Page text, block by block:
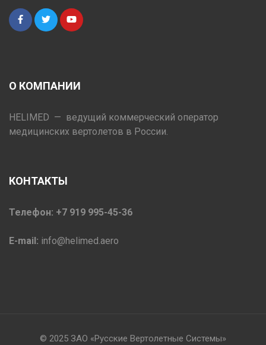
О КОМПАНИИ
HELIMED — ведущий коммерческий оператор
медицинских вертолетов в России.
КОНТАКТЫ
Телефон: +7 919 995-45-36
E-mail: info@helimed.aero
© 2025 ЗАО «Русские Вертолетные Системы»